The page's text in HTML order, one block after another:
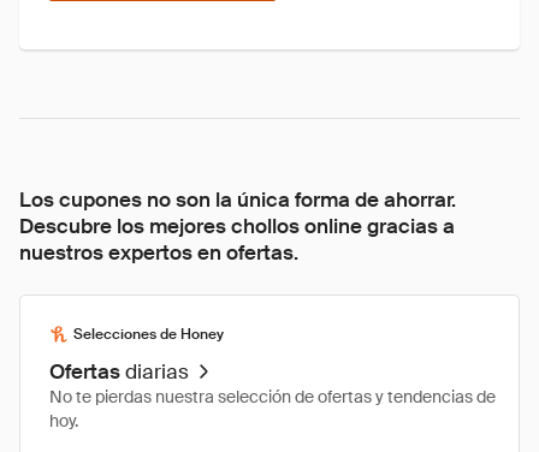
Los cupones no son la única forma de ahorrar.
Descubre los mejores chollos online gracias a
nuestros expertos en ofertas.
Selecciones de Honey
Ofertasdiarias
No te pierdas nuestra selección de ofertas y tendencias de
hoy.